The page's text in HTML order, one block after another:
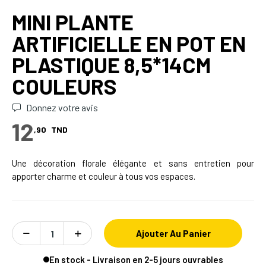
MINI PLANTE
ARTIFICIELLE EN POT EN
PLASTIQUE 8,5*14CM
COULEURS
Donnez votre avis
12,90 TND
Une décoration florale élégante et sans entretien pour
apporter charme et couleur à tous vos espaces.
Ajouter Au Panier
En stock - Livraison en 2-5 jours ouvrables